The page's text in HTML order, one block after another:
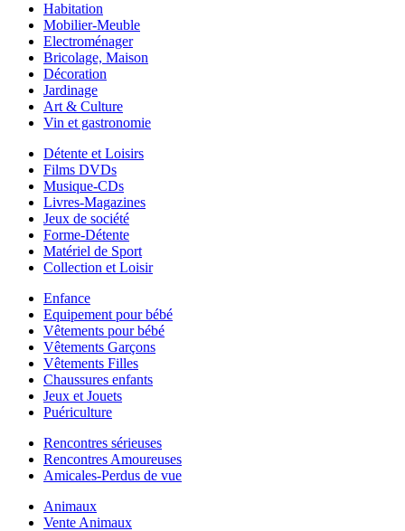
Habitation
Mobilier-Meuble
Electroménager
Bricolage, Maison
Décoration
Jardinage
Art & Culture
Vin et gastronomie
Détente et Loisirs
Films DVDs
Musique-CDs
Livres-Magazines
Jeux de société
Forme-Détente
Matériel de Sport
Collection et Loisir
Enfance
Equipement pour bébé
Vêtements pour bébé
Vêtements Garçons
Vêtements Filles
Chaussures enfants
Jeux et Jouets
Puériculture
Rencontres sérieuses
Rencontres Amoureuses
Amicales-Perdus de vue
Animaux
Vente Animaux